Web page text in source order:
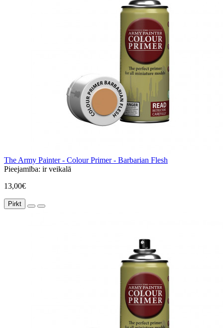
The Army Painter - Colour Primer - Barbarian Flesh
Pieejamība: ir veikalā
13,00€
Pirkt